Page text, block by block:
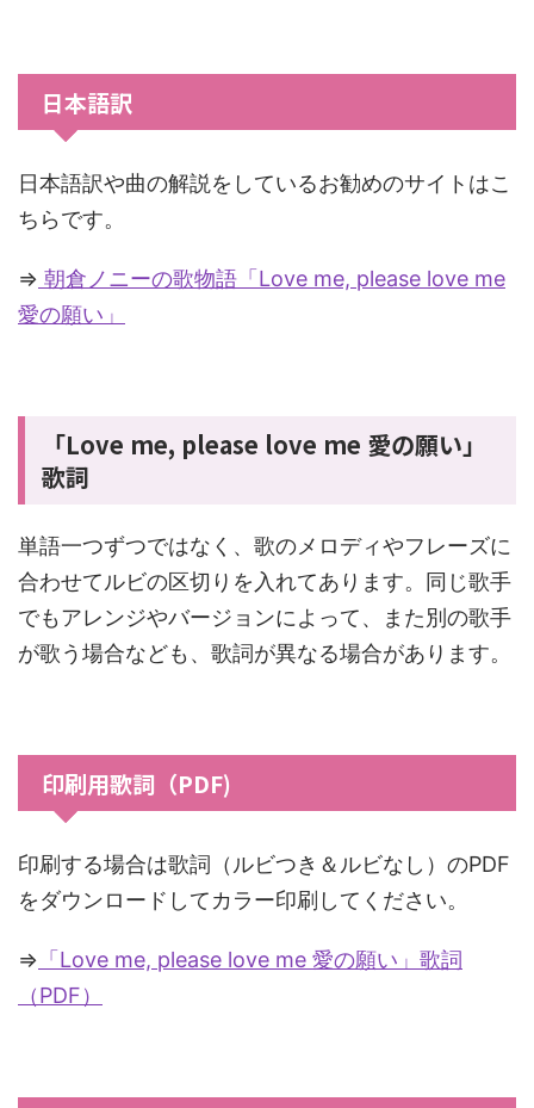
日本語訳
日本語訳や曲の解説をしているお勧めのサイトはこ
ちらです。
⇒ 朝倉ノニーの歌物語「Love me, please love me
愛の願い」
「Love me, please love me 愛の願い」
歌詞
単語一つずつではなく、歌のメロディやフレーズに
合わせてルビの区切りを入れてあります。同じ歌手
でもアレンジやバージョンによって、また別の歌手
が歌う場合なども、歌詞が異なる場合があります。
印刷用歌詞（PDF)
印刷する場合は歌詞（ルビつき＆ルビなし）のPDF
をダウンロードしてカラー印刷してください。
⇒ 「Love me, please love me 愛の願い」歌詞
（PDF）